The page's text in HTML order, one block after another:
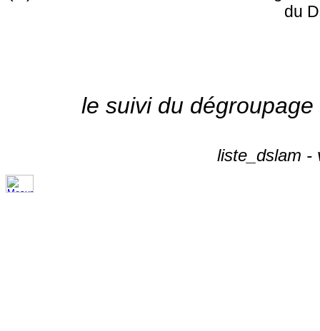
du
le suivi du
liste_dslam -